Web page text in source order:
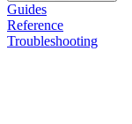
Guides
Reference
Troubleshooting